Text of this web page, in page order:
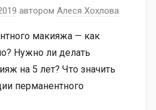
автором Алеся Хохлова
макияжа — как
Нужно ли делать
на 5 лет? Что значить
перманентного